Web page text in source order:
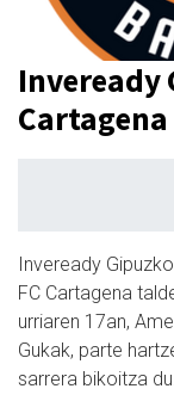
Inveready
Cartagena
Inveready
FC Cartagena
urriaren 17an,
Gukak, parte
sarrera bikoitza